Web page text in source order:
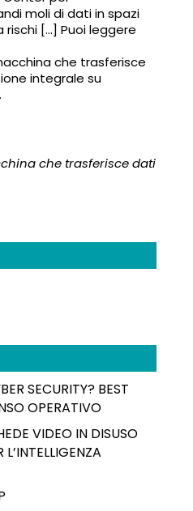
moli di dati in spazi
[…] Puoi leggere
che trasferisce
integrale su
che trasferisce dati
SECURITY? BEST
OPERATIVO
VIDEO IN DISUSO